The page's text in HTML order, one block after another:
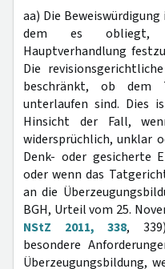
aa) Die
dem es obliegt,
Hauptverhandlung
Die
beschränkt, ob dem
unterlaufen sind. Dies
Hinsicht der Fall,
widersprüchlich, unklar
Denk- oder gesicherte
oder wenn das
an die
BGH, Urteil vom 25.
NStZ 2011, 338,
besondere
Überzeugungsbildung,